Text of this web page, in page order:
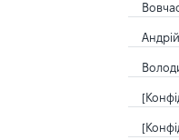
Андрій